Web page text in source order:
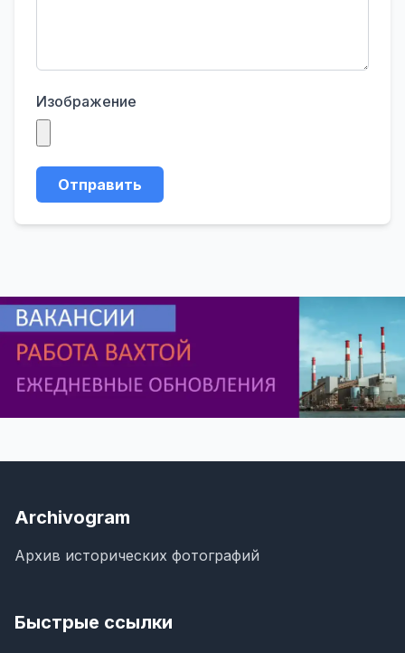
Изображение
Отправить
Archivogram
Архив исторических фотографий
Быстрые ссылки